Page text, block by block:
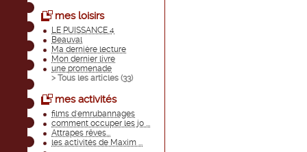
mes loisirs
LE PUISSANCE 4
Beauval
Ma dernière lecture
Mon dernier livre
une promenade
> Tous les articles (33)
mes activités
films d'emrubannages
comment occuper les jo ...
Attrapes rêves...
les activités de Maxim ...